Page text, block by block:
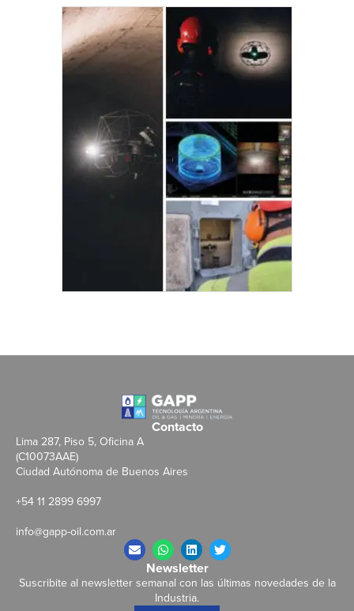
Contacto
Lima 287, Piso 5, Oficina A
(C10073AAE)
Ciudad Autónoma de Buenos Aires
+54 11 2899 6997
info@gapp-oil.com.ar
Newsletter
Suscribite al newsletter semanal con las últimas novedades de la
Industria.